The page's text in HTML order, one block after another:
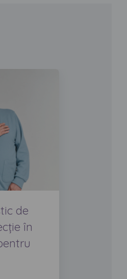
de
în